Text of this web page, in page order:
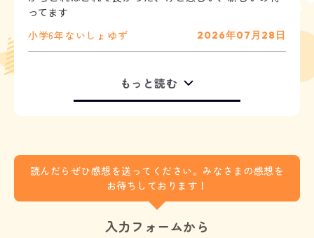
ってます
小学6年 ないしょ ゆず 2026年07月28日
もっと読む
読んだらぜひ感想を送ってください。みなさまの感想を
お待ちしております！
入力フォームから